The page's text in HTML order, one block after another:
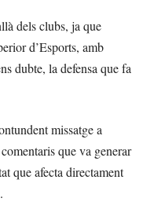
dels clubs, ja que
d’Esports, amb
dubte, la defensa que fa
missatge a
que va generar
que afecta directament